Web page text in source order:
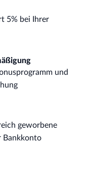
5% bei Ihrer
und
geworbene
Bankkonto